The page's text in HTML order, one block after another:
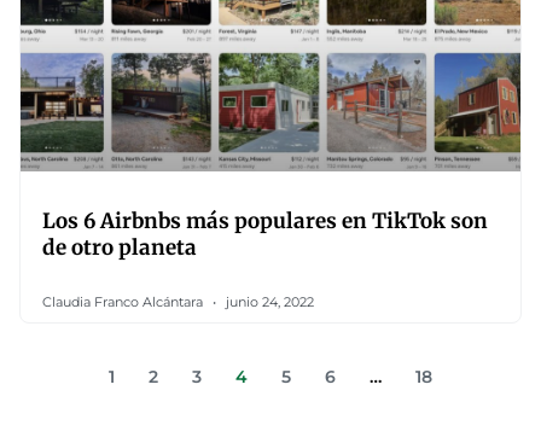
Los 6 Airbnbs más populares en TikTok son
de otro planeta
Claudia Franco Alcántara junio 24, 2022
1 2 3 4 5 6 … 18